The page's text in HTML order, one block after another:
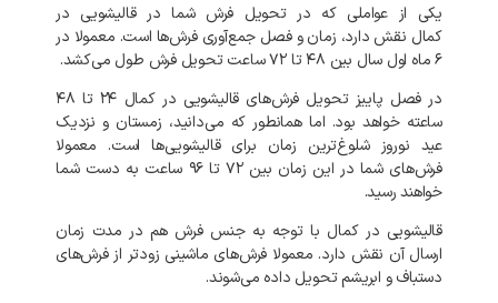
یکی از عواملی که در تحویل فرش شما درقالیشویی در
کمال نقش دارد، زمان و فصل جمع‌آوری فرش‌ها است. معمولا در
۶ ماه اول سال بین ۴۸ تا ۷۲ ساعت تحویل فرش طول می‌کشد.
در فصل پاییز تحویل فرش‌های قالیشویی در کمال ۲۴ تا ۴۸
ساعته خواهد بود. اما همانطور که می‌دانید، زمستان و نزدیک
عید نوروز شلوغ‌ترین زمان برای قالیشویی‌ها است. معمولا
فرش‌های شما در این زمان بین ۷۲ تا ۹۶ ساعت به دست شما
خواهند رسید.
قالیشویی در کمال با توجه به جنس فرش هم در مدت زمان
ارسال آن نقش دارد. معمولا فرش‌های ماشینی زودتر از فرش‌های
دستباف و ابریشم تحویل داده می‌شوند.